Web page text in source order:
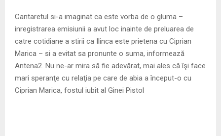
Cantaretul si-a imaginat ca este vorba de o gluma –
inregistrarea emisiunii a avut loc inainte de preluarea de
catre cotidiane a stirii ca Ilinca este prietena cu Ciprian
Marica – si a evitat sa pronunte o suma, informează
Antena2. Nu ne-ar mira să fie adevărat, mai ales că îşi face
mari speranţe cu relaţia pe care de abia a început-o cu
Ciprian Marica, fostul iubit al Ginei Pistol